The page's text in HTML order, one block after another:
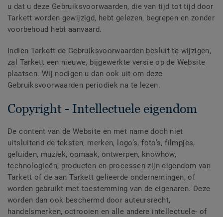
u dat u deze Gebruiksvoorwaarden, die van tijd tot tijd door
Tarkett worden gewijzigd, hebt gelezen, begrepen en zonder
voorbehoud hebt aanvaard.
Indien Tarkett de Gebruiksvoorwaarden besluit te wijzigen,
zal Tarkett een nieuwe, bijgewerkte versie op de Website
plaatsen. Wij nodigen u dan ook uit om deze
Gebruiksvoorwaarden periodiek na te lezen.
Copyright - Intellectuele eigendom
De content van de Website en met name doch niet
uitsluitend de teksten, merken, logo’s, foto’s, filmpjes,
geluiden, muziek, opmaak, ontwerpen, knowhow,
technologieën, producten en processen zijn eigendom van
Tarkett of de aan Tarkett gelieerde ondernemingen, of
worden gebruikt met toestemming van de eigenaren. Deze
worden dan ook beschermd door auteursrecht,
handelsmerken, octrooien en alle andere intellectuele- of